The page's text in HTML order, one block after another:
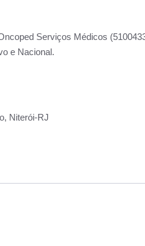
Serviços Médicos
e Nacional.
Niterói-RJ